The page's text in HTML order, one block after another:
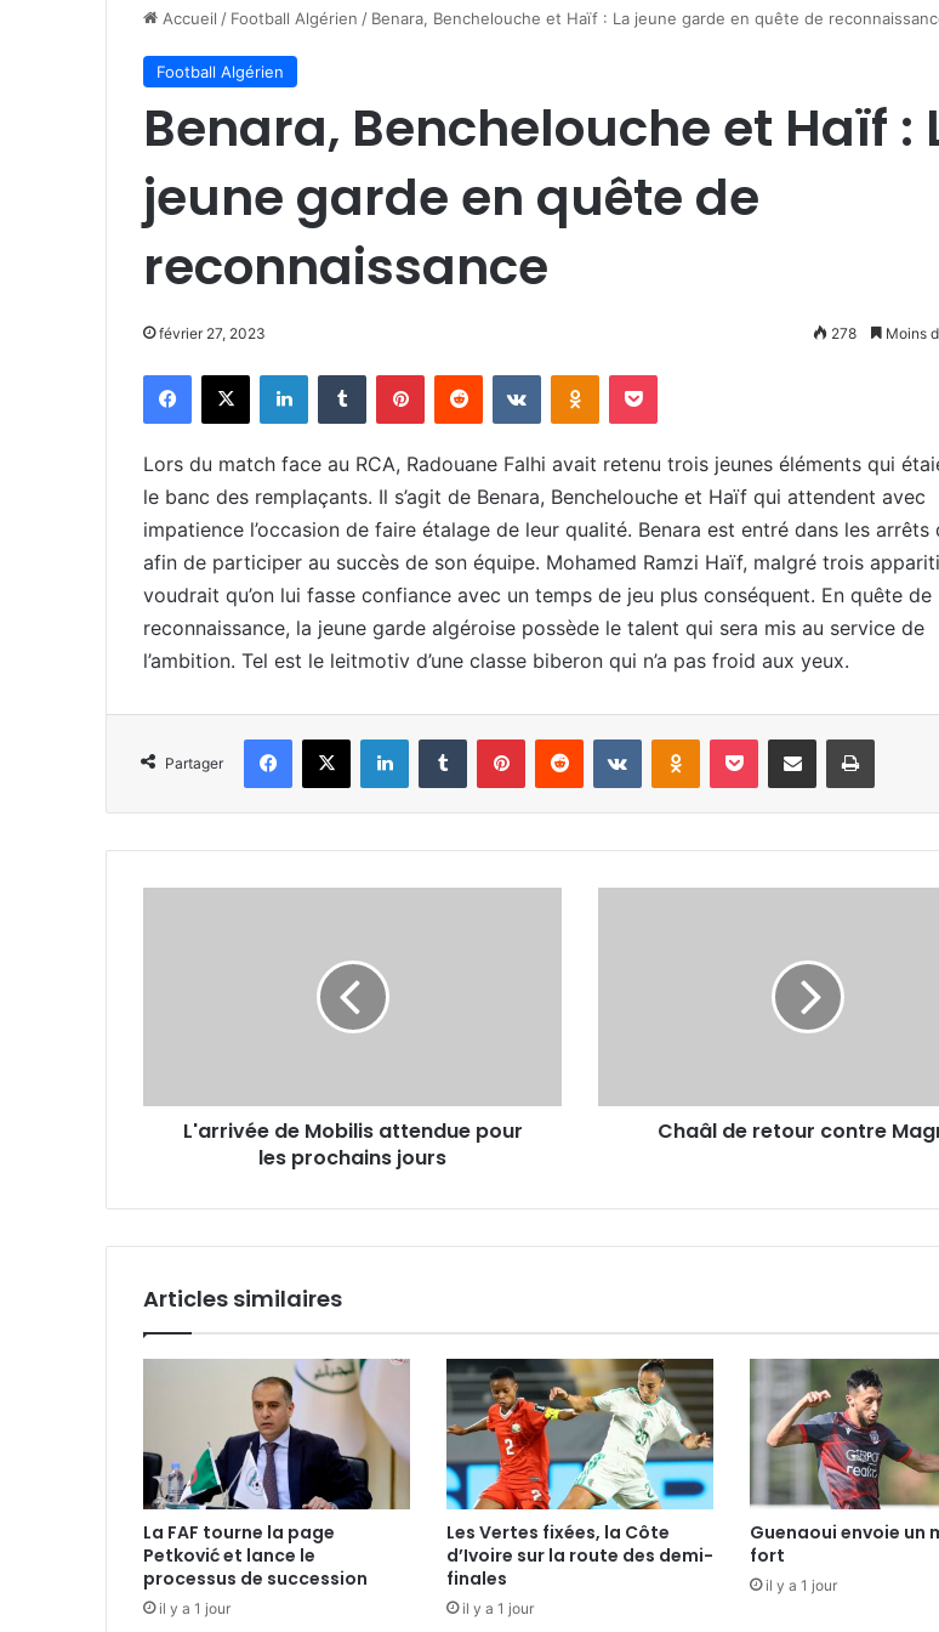
Accueil / Football Algérien / Benara, Benchelouche et Haïf : La jeune garde en quête de
Football Algérien
Benara, Benchelouche et Haïf :
jeune garde en quête de
reconnaissance
février 27, 2023 278 Moins
Facebook
X LinkedinTumblr PinterestReddit VKontakteOdnoklassniki
Pocket
Lors du match face au RCA, Radouane Falhi avait retenu trois jeunes éléments qui
le banc des remplaçants. Il s’agit de Benara, Benchelouche et Haïf qui attendent avec
impatience l’occasion de faire étalage de leur qualité. Benara est entré dans les arrêts
afin de participer au succès de son équipe. Mohamed Ramzi Haïf, malgré trois
voudrait qu’on lui fasse confiance avec un temps de jeu plus conséquent. En quête de
reconnaissance, la jeune garde algéroise possède le talent qui sera mis au service de
l’ambition. Tel est le leitmotiv d’une classe biberon qui n’a pas froid aux yeux.
Partager
Facebook
X LinkedinTumblr PinterestReddit VKontakteOdnoklassniki
Pocket Partager par email Imprimer
L'arrivée de Mobilis attendue pour
les prochains jours
Chaâl de retour contre
Articles similaires
La FAF tourne la page
Petković et lance le
processus de succession
il y a 1 jour
Les Vertes fixées, la Côte
d’Ivoire sur la route des demi-
finales
il y a 1 jour
Guenaoui envoie un
fort
il y a 1 jour